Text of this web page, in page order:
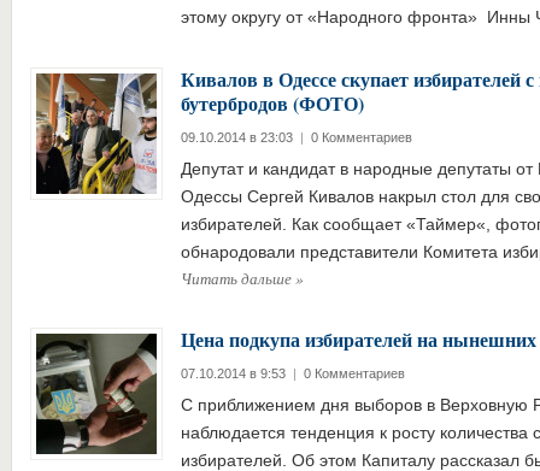
этому округу от «Народного фронта»
Кивалов в Одессе скупает избирателей
бутербродов (ФОТО)
09.10.2014 в 23:03 | 0 Комментариев
Депутат и кандидат в народные депутаты
Одессы Сергей Кивалов накрыл стол для
избирателей. Как сообщает «Таймер«,
обнародовали представители Комитета
Читать дальше»
Цена подкупа избирателей на
07.10.2014 в 9:53 | 0 Комментариев
С приближением дня выборов в Верховную
наблюдается тенденция к росту количества
избирателей. Об этом Капиталу рассказал